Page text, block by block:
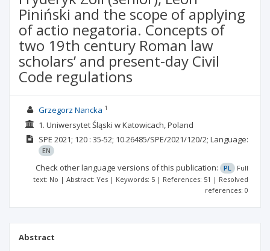
Piniński and the scope of applying
of actio negatoria. Concepts of
two 19th century Roman law
scholars’ and present-day Civil
Code regulations
Grzegorz Nancka 1
1. Uniwersytet Śląski w Katowicach, Poland
SPE 2021; 120 : 35-52; 10.26485/SPE/2021/120/2; Language:
EN
Check other language versions of this publication: PL
Full
text: No | Abstract: Yes | Keywords: 5 | References: 51 | Resolved
references: 0
Abstract